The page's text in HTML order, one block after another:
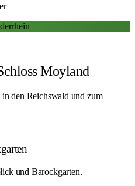
Moyland
den Reichswald und zum
und Barockgarten.